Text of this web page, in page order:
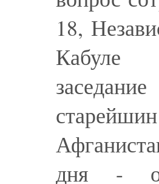
18,
Кабуле
дня -